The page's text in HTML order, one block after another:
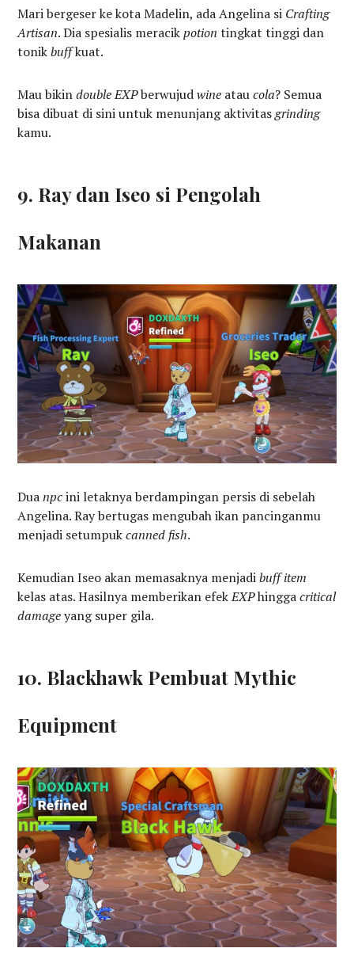
Mari bergeser ke kota Madelin, ada Angelina si Crafting
Artisan. Dia spesialis meracikpotion tingkat tinggi dan
tonikbuffkuat.
Mau bikindouble EXPberwujudwine ataucola? Semua
bisa dibuat di sini untuk menunjang aktivitasgrinding
kamu.
9. Ray dan Iseo si Pengolah
Makanan
Duanpcini letaknya berdampingan persis di sebelah
Angelina. Ray bertugas mengubah ikan pancinganmu
menjadi setumpukcanned fish.
Kemudian Iseo akan memasaknya menjadibuff item
kelas atas. Hasilnya memberikan efekEXPhinggacritical
damageyang super gila.
10. Blackhawk Pembuat Mythic
Equipment